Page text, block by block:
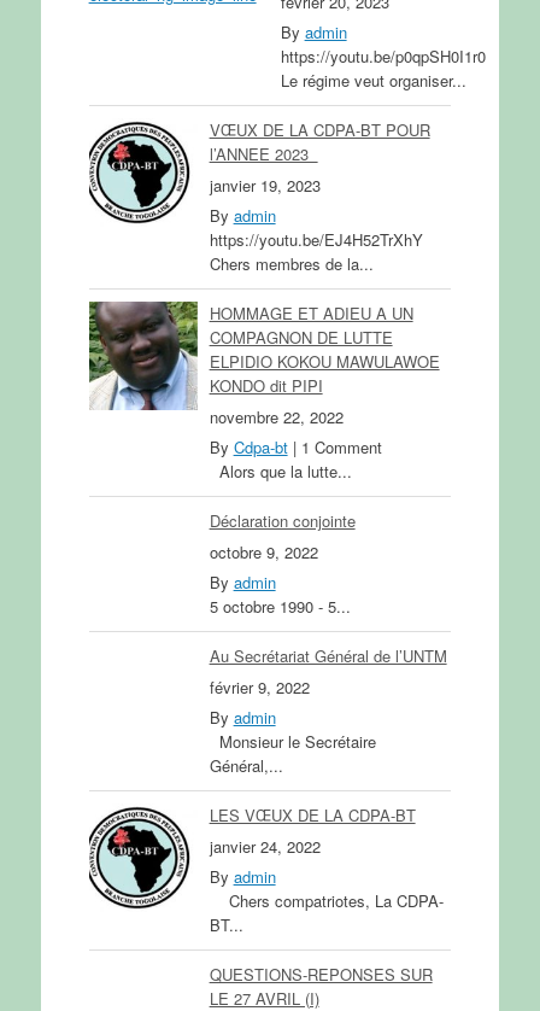
By admin
https://youtu.be/p0qpSH0I1r0
Le régime veut organiser...
VŒUX DE LA CDPA-BT POUR
l’ANNEE 2023
janvier 19, 2023
By admin
https://youtu.be/EJ4H52TrXhY
Chers membres de la...
HOMMAGE ET ADIEU A UN
COMPAGNON DE LUTTE
ELPIDIO KOKOU MAWULAWOE
KONDO dit PIPI
novembre 22, 2022
By Cdpa-bt| 1 Comment
Alors que la lutte...
Déclaration conjointe
octobre 9, 2022
By admin
5 octobre 1990 - 5...
Au Secrétariat Général de l’UNTM
février 9, 2022
By admin
Monsieur le Secrétaire
Général,...
LES VŒUX DE LA CDPA-BT
janvier 24, 2022
By admin
Chers compatriotes, La CDPA-
BT...
QUESTIONS-REPONSES SUR
LE 27 AVRIL (I)